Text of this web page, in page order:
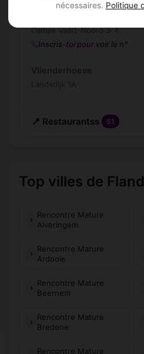
nécessaires. Politique
Damse Vaart-Noord 3-4
Inscris-toi pour voir le n°
📍 Restaurantss 51
Top villes de
Rencontre Mature
Alveringem
Rencontre Mature
Ardooie
Rencontre Mature
Beernem
Rencontre Mature
Bredene
Rencontre Mature